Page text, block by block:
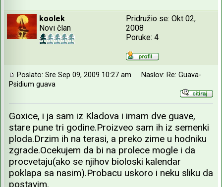
koolek
Novi član
Pridružio se: Okt 02,
2008
Poruke: 4
Poslato: Sre Sep 09, 2009 10:27 am
Naslov: Re: Guava-
Psidium guava
Goxice, i ja sam iz Kladova i imam dve guave,
stare pune tri godine.Proizveo sam ih iz semenki
ploda.Drzim ih na terasi, a preko zime u hodniku
zgrade.Ocekujem da bi na prolece mogle i da
procvetaju(ako se njihov bioloski kalendar
poklapa sa nasim).Probacu uskoro i neku sliku da
postavim.